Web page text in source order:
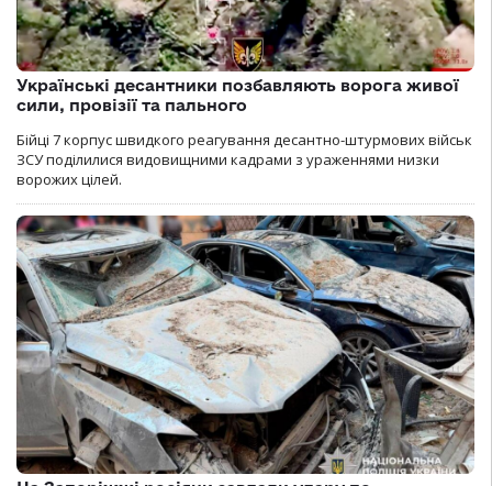
Українські десантники позбавляють ворога живої
сили, провізії та пального
Бійці 7 корпус швидкого реагування десантно-штурмових військ
ЗСУ поділилися видовищними кадрами з ураженнями низки
ворожих цілей.